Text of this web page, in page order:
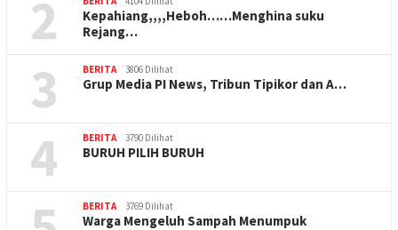
2
Kepahiang,,,,Heboh……Menghina suku
Rejang…
3 BERITA 3806 Dilihat
Grup Media PI News, Tribun Tipikor dan A…
4 BERITA 3790 Dilihat
BURUH PILIH BURUH
BERITA 3769 Dilihat
Warga Mengeluh Sampah Menumpuk